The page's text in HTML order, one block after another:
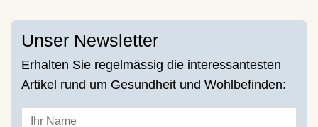
Unser Newsletter
Erhalten Sie regelmässig die interessantesten
Artikel rund um Gesundheit und Wohlbefinden: